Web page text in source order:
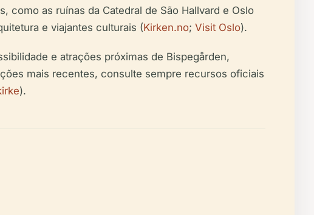
como as ruínas da Catedral de São Hallvard e Oslo
e viajantes culturais (Kirken.no; Visit Oslo).
e atrações próximas de Bispegården,
mais recentes, consulte sempre recursos oficiais
).